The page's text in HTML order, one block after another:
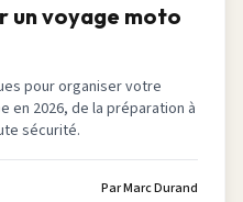
un voyage moto
pour organiser votre
en 2026, de la préparation à
sécurité.
ParMarc Durand